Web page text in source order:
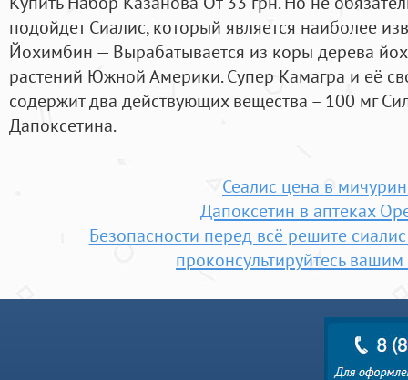
подойдет Сиалис, который является наиболее
Йохимбин — Вырабатывается из коры дерева
растений Южной Америки. Супер Камагра и её
содержит два действующих вещества – 100 мг
Дапоксетина.
Сеалис цена в
Дапоксетин в аптеках
Безопасности перед всё решите
проконсультируйтесь